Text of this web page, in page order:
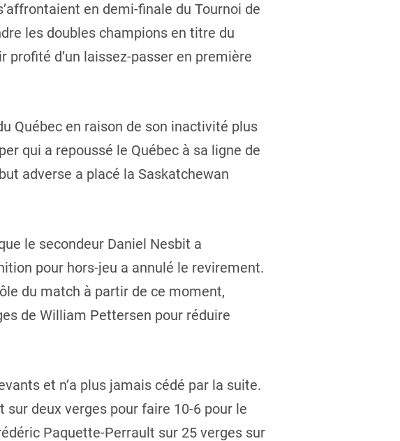
en demi-finale du Tournoi de
les doubles champions en titre du
d’un laissez-passer en première
Québec en raison de son inactivité plus
qui a repoussé le Québec à sa ligne de
adverse a placé la Saskatchewan
le secondeur Daniel Nesbit a
pour hors-jeu a annulé le revirement.
du match à partir de ce moment,
de William Pettersen pour réduire
et n’a plus jamais cédé par la suite.
deux verges pour faire 10-6 pour le
Paquette-Perrault sur 25 verges sur